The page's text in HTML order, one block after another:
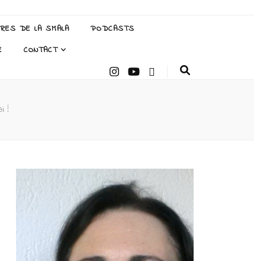
DE LA SMALA
PODCASTS
CONTACT
!